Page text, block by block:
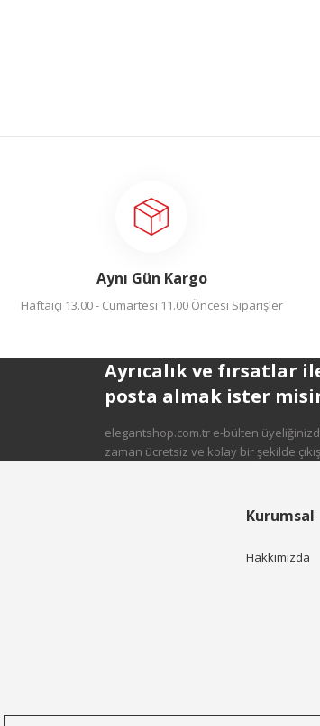
Aynı Gün Kargo
Haftaiçi 13.00 - Cumartesi 11.00 Öncesi Siparişler
Ayrıcalık ve fırsatlar
posta almak ister
elegantshop.com.tr e-bülten
zaman ücretsiz ve kolay bir şekilde
Kurumsal
Hakkımızda